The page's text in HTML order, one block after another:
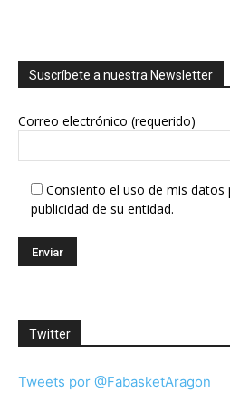
Suscríbete a nuestra Newsletter
Correo electrónico (requerido)
Consiento el uso de mis datos
publicidad de su entidad.
Twitter
Tweets por @FabasketAragon